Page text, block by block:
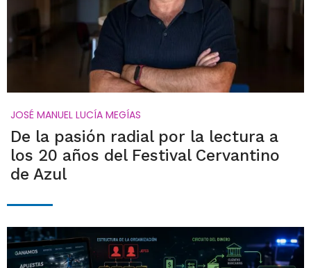
JOSÉ MANUEL LUCÍA MEGÍAS
De la pasión radial por la lectura a
los 20 años del Festival Cervantino
de Azul